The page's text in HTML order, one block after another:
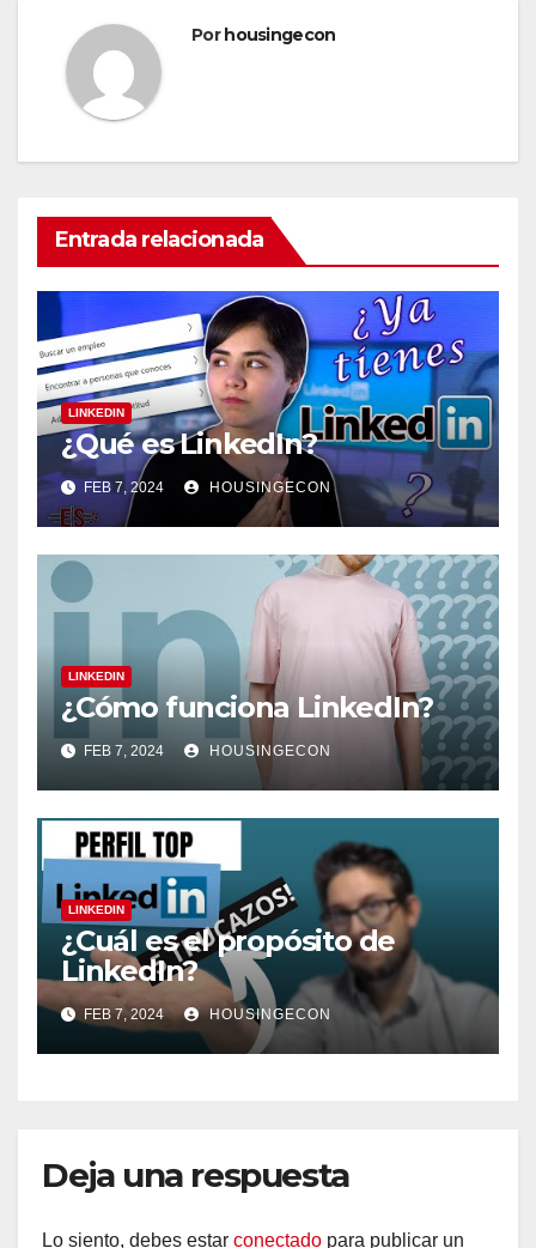
Porhousingecon
Entrada relacionada
LINKEDIN
¿Qué es LinkedIn?
FEB 7, 2024 HOUSINGECON
LINKEDIN
¿Cómo funciona LinkedIn?
FEB 7, 2024 HOUSINGECON
LINKEDIN
¿Cuál es el propósito de
LinkedIn?
FEB 7, 2024 HOUSINGECON
Deja una respuesta
Lo siento, debes estar conectado para publicar un